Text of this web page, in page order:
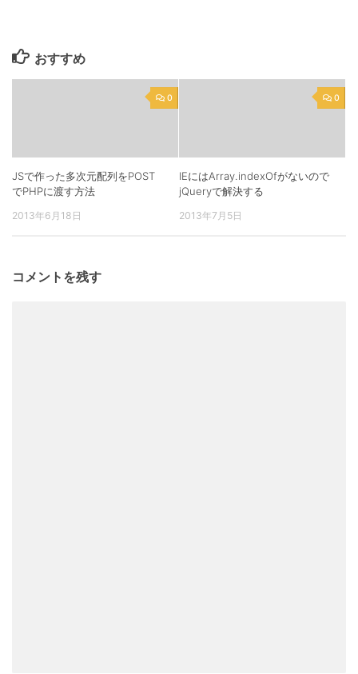
おすすめ
0
JSで作った多次元配列をPOST
でPHPに渡す方法
2013年6月18日
0
IEにはArray.indexOfがないので
jQueryで解決する
2013年7月5日
コメントを残す